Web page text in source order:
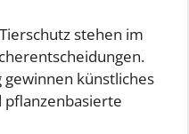
stehen im
künstliches
pflanzenbasierte